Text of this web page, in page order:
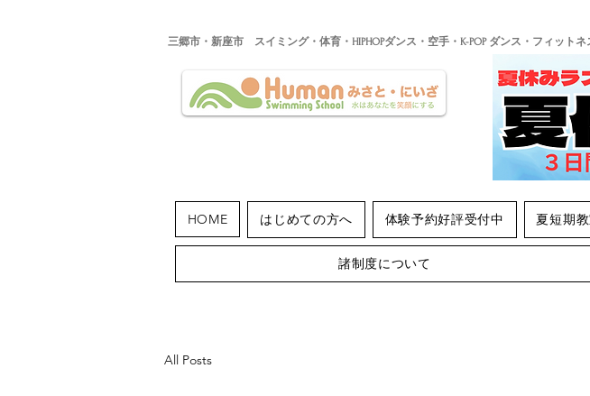
三郷市・新座市 スイミング・体育・HIPHOPダンス・空手・K-POP ダンス・フィットネ
HOME はじめての方へ 体験予約好評受付中 夏短期
諸制度について
All Posts